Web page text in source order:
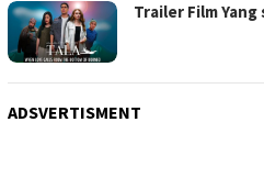
Trailer Film
ADSVERTISMENT